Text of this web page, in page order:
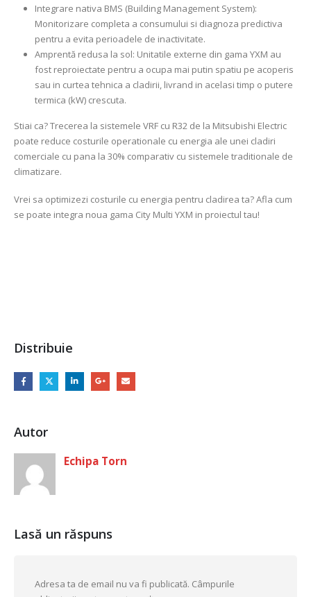
Integrare nativa BMS (Building Management System):
Monitorizare completa a consumului si diagnoza predictiva
pentru a evita perioadele de inactivitate.
Amprentă redusa la sol: Unitatile externe din gama YXM au
fost reproiectate pentru a ocupa mai putin spatiu pe acoperis
sau in curtea tehnica a cladirii, livrand in acelasi timp o putere
termica (kW) crescuta.
Stiai ca? Trecerea la sistemele VRF cu R32 de la Mitsubishi Electric
poate reduce costurile operationale cu energia ale unei cladiri
comerciale cu pana la 30% comparativ cu sistemele traditionale de
climatizare.
Vrei sa optimizezi costurile cu energia pentru cladirea ta? Afla cum
se poate integra noua gama City Multi YXM in proiectul tau!
Distribuie
Autor
Echipa Torn
Lasă un răspuns
Adresa ta de email nu va fi publicată. Câmpurile